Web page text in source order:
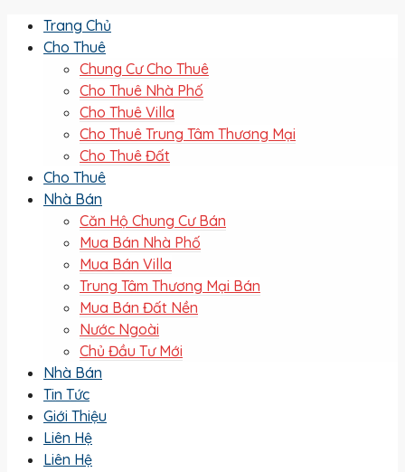
Trang Chủ
Cho Thuê
Chung Cư Cho Thuê
Cho Thuê Nhà Phố
Cho Thuê Villa
Cho Thuê Trung Tâm Thương Mại
Cho Thuê Đất
Cho Thuê
Nhà Bán
Căn Hộ Chung Cư Bán
Mua Bán Nhà Phố
Mua Bán Villa
Trung Tâm Thương Mại Bán
Mua Bán Đất Nền
Nước Ngoài
Chủ Đầu Tư Mới
Nhà Bán
Tin Tức
Giới Thiệu
Liên Hệ
Liên Hệ